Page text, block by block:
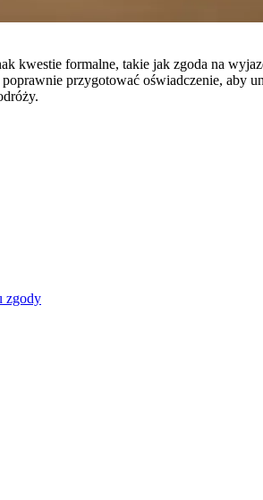
kwestie formalne, takie jak zgoda na
przygotować oświadczenie, aby
zgody